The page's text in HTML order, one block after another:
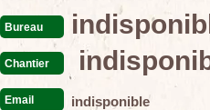
Bureau
Chantier
Email indisponible